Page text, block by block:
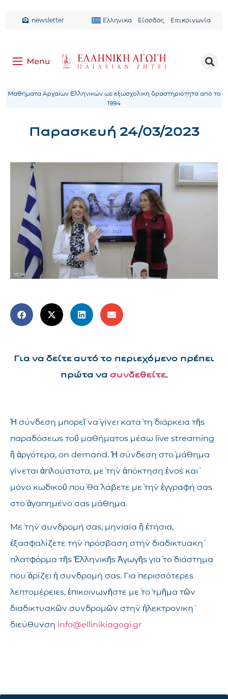
newsletter Ελληνικα Είσοδος Επικοινωνία
Μαθήματα Αρχαίων Ελληνικών ως εξωσχολική δραστηριότητα από το
1994
Παρασκευή 24/03/2023
Για να δείτε αυτό το περιεχόμενο πρέπει
πρώτα να συνδεθείτε.
Ἡ σύνδεση μπορεῖ νὰ γίνει κατὰ τὴ διάρκεια τῆς
παραδόσεως τοῦ μαθήματος μέσω live streaming
ἢ ἀργότερα, on demand. Ἡ σύνδεση στὸ μάθημα
γίνεται ἁπλούστατα, μὲ τὴν ἀπόκτηση ἑνὸς καὶ
μόνο κωδικοῦ ποὺ θὰ λάβετε μὲ τὴν ἐγγραφή σας
στὸ ἀγαπημένο σας μάθημα.
Μὲ τὴν συνδρομή σας, μηνιαία ἢ ἐτήσια,
ἐξασφαλίζετε τὴν πρόσβαση στὴν διαδικτυακὴ
πλατφόρμα τῆς Ἑλληνικῆς Ἀγωγῆς γιὰ τὸ διάστημα
ποὺ ὁρίζει ἡ συνδρομή σας. Γιὰ περισσότερες
λεπτομέρειες, ἐπικοινωνῆστε μὲ τὸ τμῆμα τῶν
διαδικτυακῶν συνδρομῶν στὴν ἠλεκτρονικὴ
διεύθυνση info@ellinikiagogi.gr